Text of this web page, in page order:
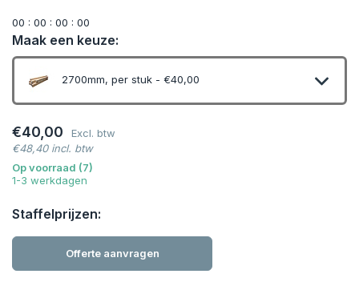
00 : 00 : 00 : 00
Maak een keuze:
2700mm, per stuk - €40,00
€40,00
Excl. btw
€48,40 incl. btw
Op voorraad (7)
1-3 werkdagen
Staffelprijzen:
Offerte aanvragen